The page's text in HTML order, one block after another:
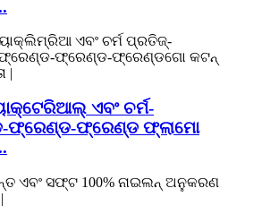
ଏବଂ ଚର୍ମ-
ଫ୍ରେଣ୍ଡ-ଫ୍ରେଣ୍ଡ ଫ୍ଲାମୋ